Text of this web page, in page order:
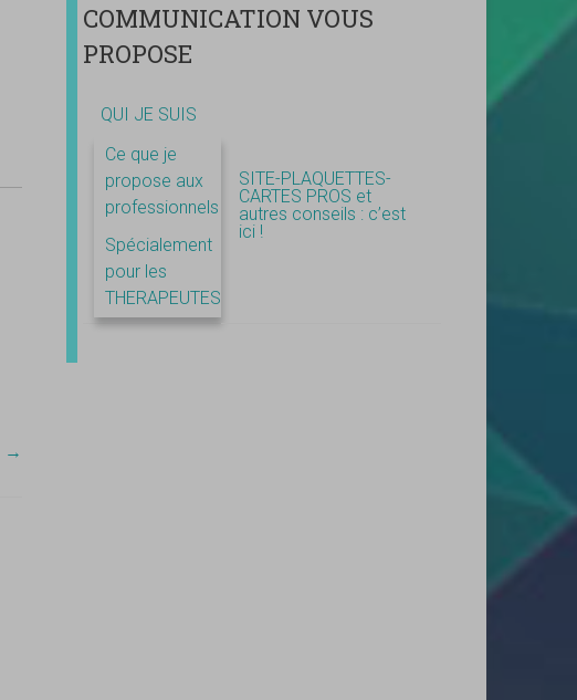
→
COMMUNICATION VOUS
PROPOSE
QUI JE SUIS
Ce que je
propose aux
professionnels
Spécialement
pour les
THERAPEUTES
SITE-PLAQUETTES-
CARTES PROS et
autres conseils : c’est
ici !